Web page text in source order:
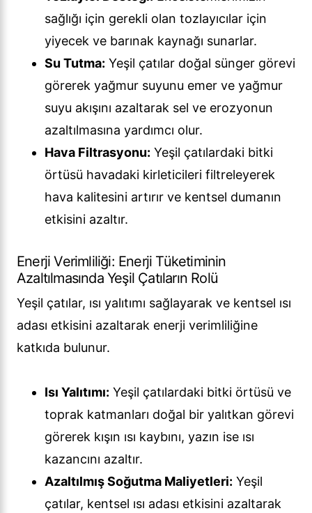
sağlığı için gerekli olan tozlayıcılar için
yiyecek ve barınak kaynağı sunarlar.
Su Tutma: Yeşil çatılar doğal sünger görevi
görerek yağmur suyunu emer ve yağmur
suyu akışını azaltarak sel ve erozyonun
azaltılmasına yardımcı olur.
Hava Filtrasyonu: Yeşil çatılardaki bitki
örtüsü havadaki kirleticileri filtreleyerek
hava kalitesini artırır ve kentsel dumanın
etkisini azaltır.
Enerji Verimliliği: Enerji Tüketiminin
Azaltılmasında Yeşil Çatıların Rolü
Yeşil çatılar, ısı yalıtımı sağlayarak ve kentsel ısı
adası etkisini azaltarak enerji verimliliğine
katkıda bulunur.
Isı Yalıtımı: Yeşil çatılardaki bitki örtüsü ve
toprak katmanları doğal bir yalıtkan görevi
görerek kışın ısı kaybını, yazın ise ısı
kazancını azaltır.
Azaltılmış Soğutma Maliyetleri: Yeşil
çatılar, kentsel ısı adası etkisini azaltarak